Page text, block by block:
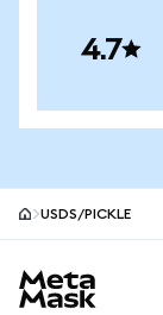
4.7
USDS/PICKLE